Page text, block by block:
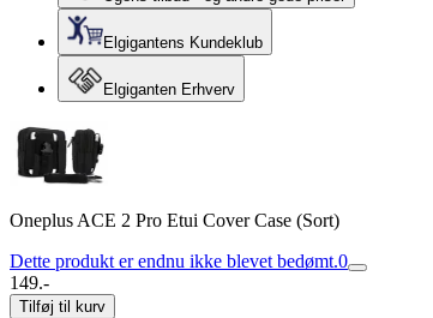
Elgigantens Kundeklub
Elgiganten Erhverv
Oneplus ACE 2 Pro Etui Cover Case (Sort)
Dette produkt er endnu ikke blevet bedømt.0
149.-
Tilføj til kurv